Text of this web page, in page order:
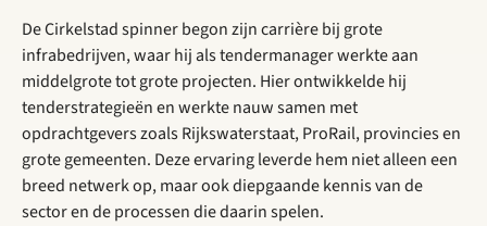
De Cirkelstad spinner begon zijn carrière bij grote
infrabedrijven, waar hij als tendermanager werkte aan
middelgrote tot grote projecten. Hier ontwikkelde hij
tenderstrategieën en werkte nauw samen met
opdrachtgevers zoals Rijkswaterstaat, ProRail, provincies en
grote gemeenten. Deze ervaring leverde hem niet alleen een
breed netwerk op, maar ook diepgaande kennis van de
sector en de processen die daarin spelen.